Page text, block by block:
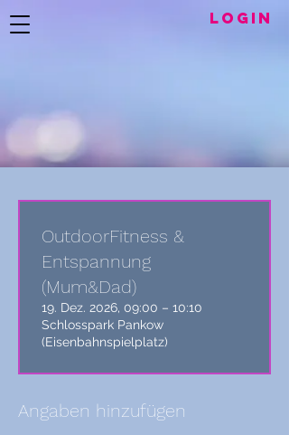
LogIN
Angaben hinzufügen
OutdoorFitness &
Entspannung
(Mum&Dad)
19. Dez. 2026, 09:00 – 10:10
Schlosspark Pankow
(Eisenbahnspielplatz)